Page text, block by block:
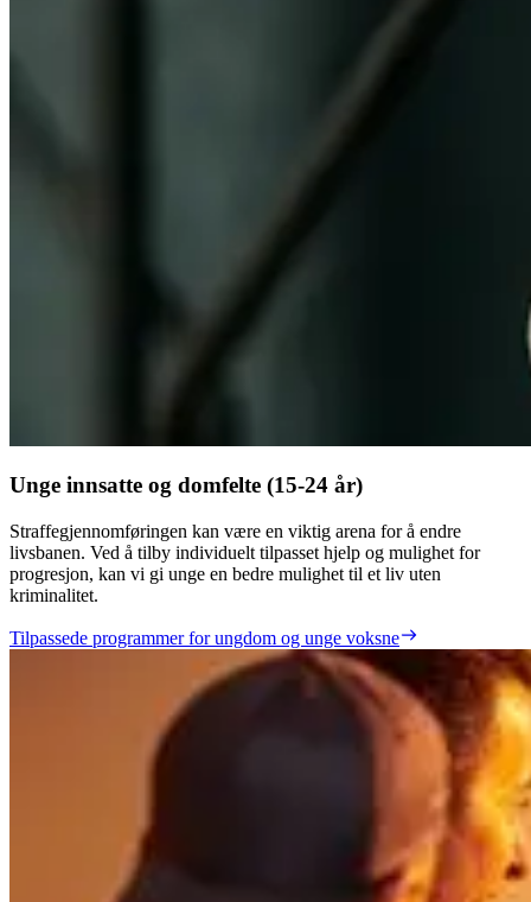
Unge innsatte og domfelte (15-24 år)
Straffegjennomføringen kan være en viktig arena for å endre
livsbanen. Ved å tilby individuelt tilpasset hjelp og mulighet for
progresjon, kan vi gi unge en bedre mulighet til et liv uten
kriminalitet.
Tilpassede programmer for ungdom og unge voksne